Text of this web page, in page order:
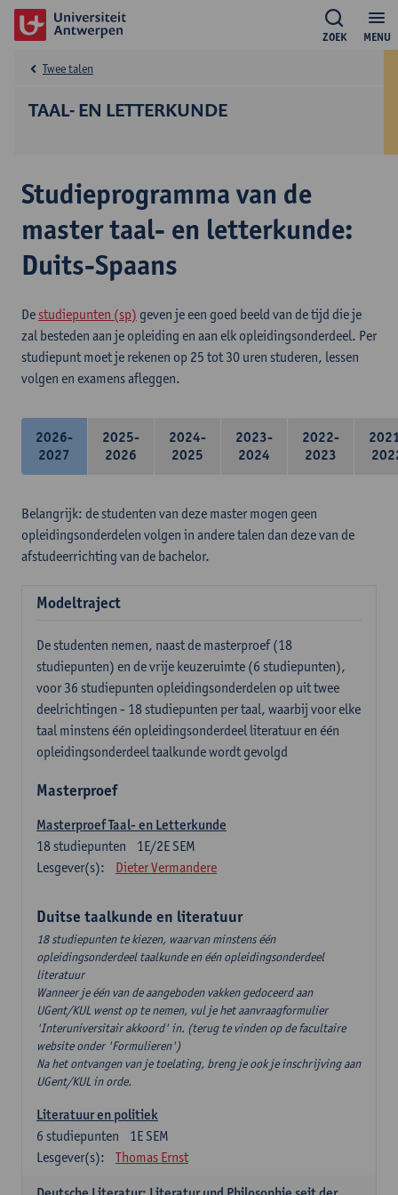
MENU
ZOEK
TAAL- EN LETTERKUNDE
Twee talen
Studieprogramma van de
master taal- en letterkunde:
Duits-Spaans
De studiepunten (sp) geven je een goed beeld van de tijd die je
zal besteden aan je opleiding en aan elk opleidingsonderdeel. Per
studiepunt moet je rekenen op 25 tot 30 uren studeren, lessen
volgen en examens afleggen.
2026-
2027
2025-
2026
2024-
2025
2023-
2024
2022-
2023
Belangrijk: de studenten van deze master mogen geen
opleidingsonderdelen volgen in andere talen dan deze van de
afstudeerrichting van de bachelor.
Modeltraject
De studenten nemen, naast de masterproef (18
studiepunten) en de vrije keuzeruimte (6 studiepunten),
voor 36 studiepunten opleidingsonderdelen op uit twee
deelrichtingen - 18 studiepunten per taal, waarbij voor elke
taal minstens één opleidingsonderdeel literatuur en één
opleidingsonderdeel taalkunde wordt gevolgd
Masterproef
Masterproef Taal- en Letterkunde
1E/2E SEM
18studiepunten
Lesgever(s):
Dieter Vermandere
Duitse taalkunde en literatuur
18 studiepunten te kiezen, waarvan minstens één
opleidingsonderdeel taalkunde en één opleidingsonderdeel
literatuur
Wanneer je één van de aangeboden vakken gedoceerd aan
UGent/KUL wenst op te nemen, vul je het aanvraagformulier
'Interuniversitair akkoord' in. (terug te vinden op de facultaire
website onder 'Formulieren')
Na het ontvangen van je toelating, breng je ook je inschrijving aan
UGent/KUL in orde.
Literatuur en politiek
1E SEM
6 studiepunten
Lesgever(s):
Thomas Ernst